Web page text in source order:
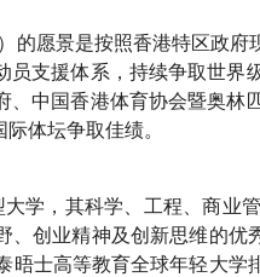
）的愿景是按照香港特区政
支援体系，持续争取世
中国香港体育协会暨奥
体坛争取佳绩。
学，其科学、工程、商业
创业精神及创新思维的
晤士高等教育全球年轻大